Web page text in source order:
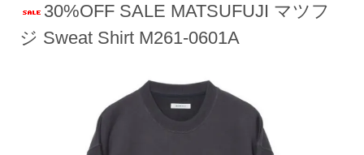
30%OFF SALE MATSUFUJI マツフ
ジ Sweat Shirt M261-0601A